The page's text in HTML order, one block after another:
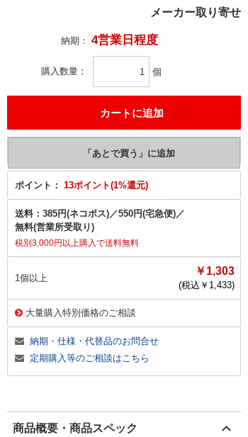
メーカー取り寄せ
納期： 4営業日程度
購入数量 個
ポイント： 13ポイント(1%還元)
送料： 385円(ネコポス)／550円(宅急便)／
無料(営業所受取り)
税別3,000円以上購入で送料無料
1個以上
￥1,303
(税込￥ 1,433)
大量購入特別価格のご相談
納期・仕様・代替品のお問合せ
定期購入等のご相談はこちら
商品概要・商品スペック